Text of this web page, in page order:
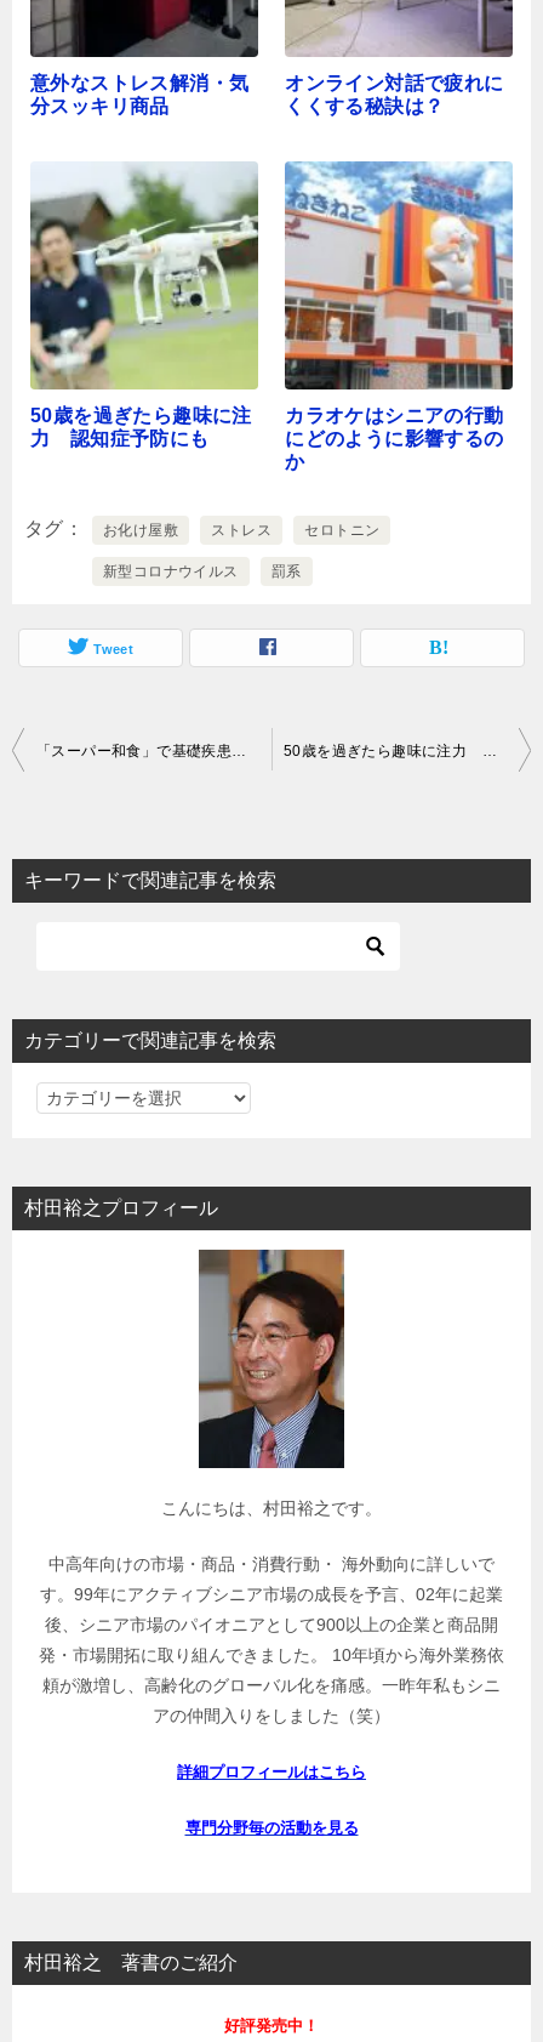
意外なストレス解消・気
分スッキリ商品
オンライン対話で疲れに
くくする秘訣は？
50歳を過ぎたら趣味に注
力 認知症予防にも
カラオケはシニアの行動
にどのように影響するの
か
タグ お化け屋敷 ストレス セロトニン
新型コロナウイルス 罰系
Tweet
投
ビ
ゲ
ョ
ン
「スーパー和⾷」で基礎疾患を改善する 50歳を過ぎたら趣味に注力 認知症予防にも
キーワードで関連記事を検索
カテゴリーで関連記事を検索
カ
リ
ー
村田裕之プロフィール
こんにちは、村田裕之です。
中高年向けの市場・商品・消費行動・ 海外動向に詳しいで
す。99年にアクティブシニア市場の成長を予言、02年に起業
後、シニア市場のパイオニアとして900以上の企業と商品開
発・市場開拓に取り組んできました。 10年頃から海外業務依
頼が激増し、高齢化のグローバル化を痛感。一昨年私もシニ
アの仲間入りをしました（笑）
詳細プロフィールはこちら
専門分野毎の活動を見る
村田裕之 著書のご紹介
好評発売中！